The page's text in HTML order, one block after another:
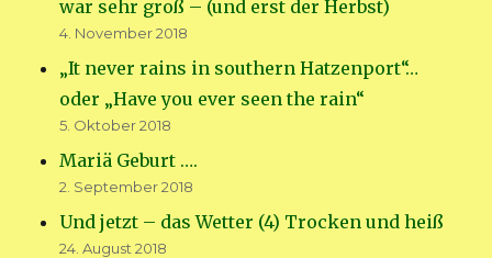
war sehr groß – (und erst der Herbst)
4. November 2018
„It never rains in southern Hatzenport“…
oder „Have you ever seen the rain“
5. Oktober 2018
Mariä Geburt ….
2. September 2018
Und jetzt – das Wetter (4) Trocken und heiß
24. August 2018